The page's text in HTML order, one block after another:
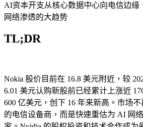
AI资本开支从核心数据中心向电信边缘
网络渗透的大趋势
TL;DR
Nokia 股价目前在 16.8 美元附近，较
6.01 美元认购新股前已经累计上涨近
600 亿美元，创下 16 年来新高。市场
的电信设备商，而是快速重估为 AI 网